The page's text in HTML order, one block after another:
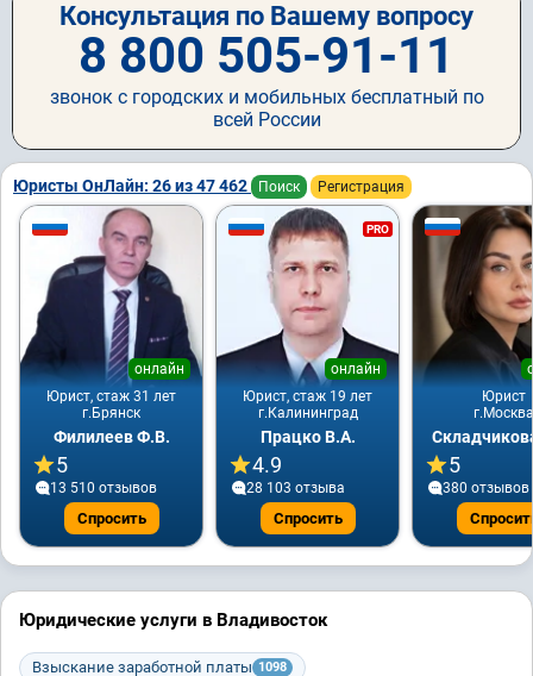
Консультация по Вашему вопросу
8 800 505-91-11
звонок с городских и мобильных бесплатный по
всей России
Юристы ОнЛайн: 26 из 47 462 Поиск Регистрация
Юрист, стаж 31 лет
онлайн
г.Брянск
Филилеев Ф.В.
5
13 510 отзывов
Спросить
PRO
Юрист, стаж 19 лет
онлайн
г.Калининград
Працко В.А.
4.9
28 103 отзывa
Спросить
Юрист
г.Москва
5
380 отзывов
Юридические услуги в Владивосток
Взыскание заработной платы 1098